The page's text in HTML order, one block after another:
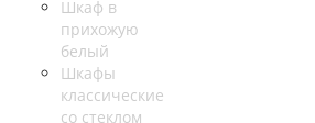
Шкаф в
прихожую
белый
Шкафы
классические
со стеклом